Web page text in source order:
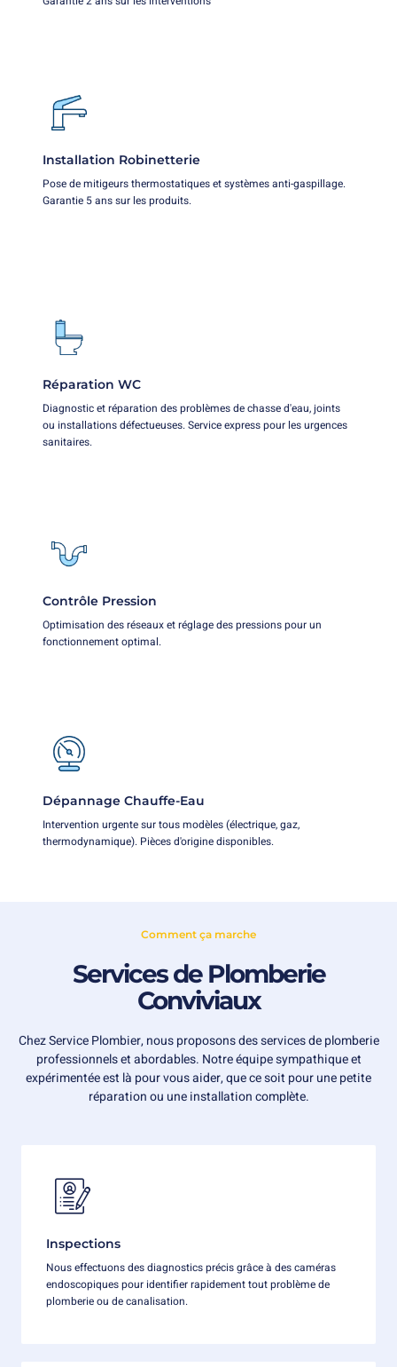
Installation Robinetterie
Pose de mitigeurs thermostatiques et systèmes anti-gaspillage.
Garantie 5 ans sur les produits.
Réparation WC
Diagnostic et réparation des problèmes de chasse d'eau, joints
ou installations défectueuses. Service express pour les urgences
sanitaires.
Contrôle Pression
Optimisation des réseaux et réglage des pressions pour un
fonctionnement optimal.
Dépannage Chauffe-Eau
Intervention urgente sur tous modèles (électrique, gaz,
thermodynamique). Pièces d'origine disponibles.
Comment ça marche
Services de Plomberie
Conviviaux
Chez Service Plombier, nous proposons des services de plomberie
professionnels et abordables. Notre équipe sympathique et
expérimentée est là pour vous aider, que ce soit pour une petite
réparation ou une installation complète.
Inspections
Nous effectuons des diagnostics précis grâce à des caméras
endoscopiques pour identifier rapidement tout problème de
plomberie ou de canalisation.